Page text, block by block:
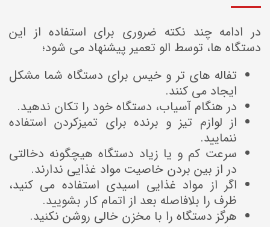
در ادامه چند نکته ضروری برای استفاده از این
دستگاه ها، توسط الو تعمیر پیشنهاد می شود؛
تفاله های تر و خیس برای دستگاه شما مشکل
ایجاد می کنند.
در هنگام آسیاب، دستگاه خود را تکان ندهید.
از لوازم تیز و برنده برای تمیزکردن استفاده
ننمایید.
سرعت کم و یا زیاد دستگاه هیچگونه دخالتی
در از بین بردن خاصیت مواد غذایی ندارند.
اگر از مواد غذایی اسیدی استفاده می کنید،
ظرف را بلافاصله بعد از اتمام کار بشویید.
هرگز دستگاه را با مخزن خالی روشن نکنید.